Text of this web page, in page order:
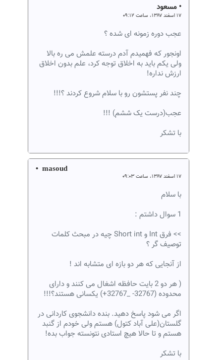
• مسعود
عجب دوره زمونه ای شده ؟
اونجور که فهمیدم آدم درسته علمش می ره بالا
ولی یکم باید به اخلاق توجه کرد، علم بدون اخلاق
ارزش نداره!
چند نفر پستشون رو با سلام شروع کردند ؟!!!
عجب(درست یک ششم) !!!
با تشکر
• masoud
با سلام
>> فرق Int و Short int چیه در مبحث کلمات
توصیف گر ؟
از آنجایی که هر دو بازه ای متشابه اند !
( هر دو 2 بایت حافظه اشغال می کنند و دارای
محدوده (32767- _32767+) یکسانی هستند؟!!!
اگر می شود پاسخ دهید. بنده دانشجوی کاردانی در
گلستان(علی آباد کتول) هستم ولی خودم از گنبد
هستم و تا حالا هیچ استادی نتونسته جواب بده!
با تشکر